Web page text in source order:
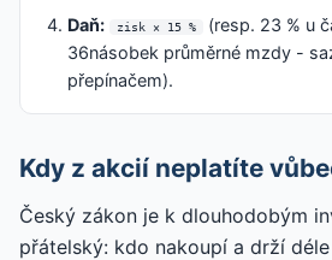
Daň:
zisk × 15 %
(resp. 23 % u
36násobek průměrné mzdy -
přepínačem).
Kdy z akcií neplatíte
Český zákon je k dlouhodobým
přátelský: kdo nakoupí a drží